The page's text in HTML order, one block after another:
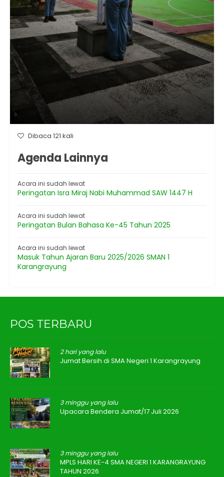
Dibaca 121 kali
Agenda Lainnya
Acara ini sudah lewat
Peringatan Isra Miraj Nabi Muhammad SAW 1447 H
Acara ini sudah lewat
Peringatan Bulan Bahasa Ke-45 Tahun 2025
Acara ini sudah lewat
Masuk Tahun Ajaran Baru 2025/2026 SMAN 1
Karangrayung
POS TERBARU
2 hari yang lalu
Jumat Bersih di SMA Negeri 1 Karangrayung
3 minggu yang lalu
Upacara Bendera Jumat/17 Juli 2026
3 minggu yang lalu
MPLS HARI KE-4 SMA NEGERI 1 KARANGRAYUNG
TAHUN 2026